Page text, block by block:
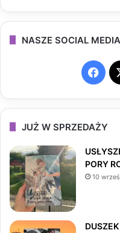
NASZE SOCIAL MEDIA
F
a
b
JUŻ W SPRZEDAŻY
PORY
10